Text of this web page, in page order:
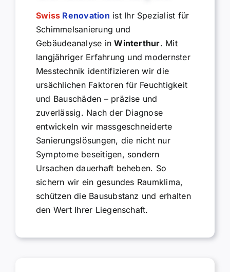
Swiss Renovation ist Ihr Spezialist für
Schimmelsanierung und
Gebäudeanalyse inWinterthur. Mit
langjähriger Erfahrung und modernster
Messtechnik identifizieren wir die
ursächlichen Faktoren für Feuchtigkeit
und Bauschäden – präzise und
zuverlässig. Nach der Diagnose
entwickeln wir massgeschneiderte
Sanierungslösungen, die nicht nur
Symptome beseitigen, sondern
Ursachen dauerhaft beheben. So
sichern wir ein gesundes Raumklima,
schützen die Bausubstanz und erhalten
den Wert Ihrer Liegenschaft.